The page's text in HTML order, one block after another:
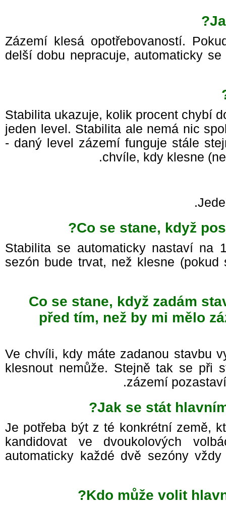
Zázemí klesá opotřebovaností.
delší dobu nepracuje, automaticky
Stabilita ukazuje, kolik procent chybí
jeden level. Stabilita ale nemá nic
- daný level zázemí funguje stále
chvíle, kdy klesne
Co se stane, když
Stabilita se automaticky nastaví
sezón bude trvat, než klesne
Co se stane, když zadám
před tím, než by mi mělo
Ve chvíli, kdy máte zadanou stavbu
klesnout nemůže. Stejně tak se při
zázemí
Jak se stát
Je potřeba být z té konkrétní země,
kandidovat ve dvoukolových
automaticky každé dvě sezóny
Kdo může volit